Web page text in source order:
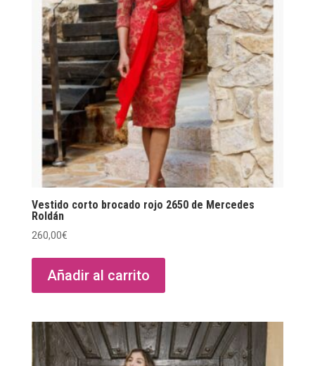
Vestido corto brocado rojo 2650 de Mercedes
Roldán
260,00€
Añadir al carrito